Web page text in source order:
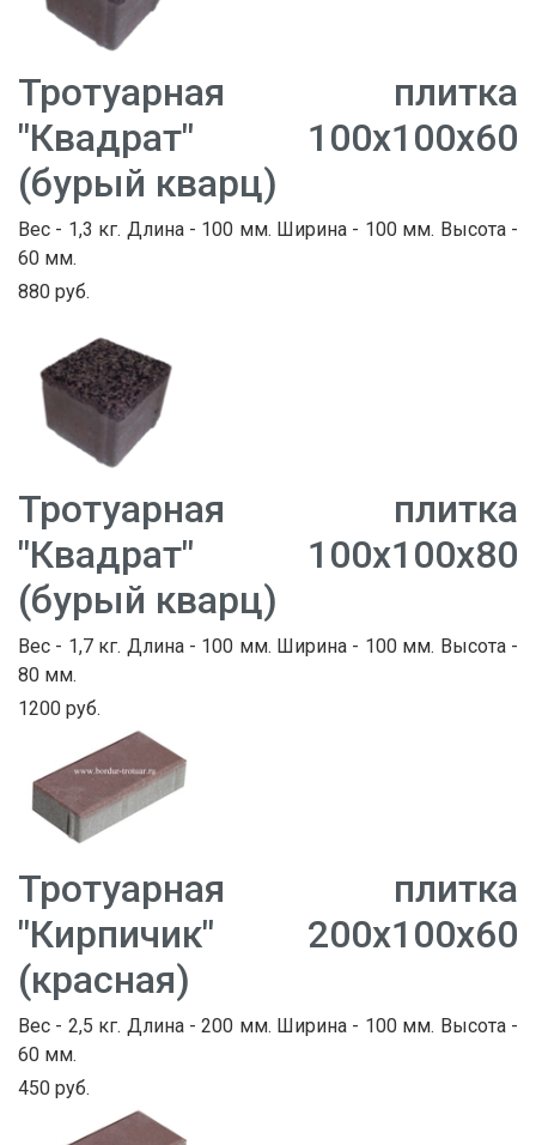
Тротуарная плитка
"Квадрат" 100х100х60
(бурый кварц)
Вес - 1,3 кг. Длина - 100 мм. Ширина - 100 мм. Высота -
60 мм.
880 руб.
Тротуарная плитка
"Квадрат" 100х100х80
(бурый кварц)
Вес - 1,7 кг. Длина - 100 мм. Ширина - 100 мм. Высота -
80 мм.
1200 руб.
Тротуарная плитка
"Кирпичик" 200х100х60
(красная)
Вес - 2,5 кг. Длина - 200 мм. Ширина - 100 мм. Высота -
60 мм.
450 руб.